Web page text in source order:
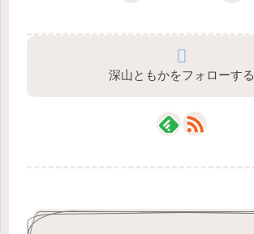
深山ともかをフォローする